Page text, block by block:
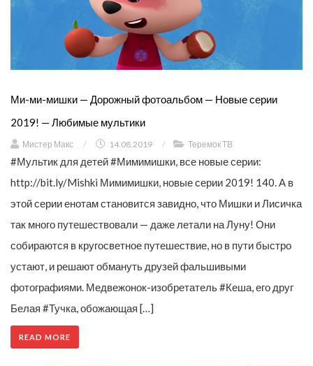
Ми-ми-мишки — Дорожный фотоальбом — Новые серии
2019! — Любимые мультики
Мистер Макс / 14.08.2019 / Теремок ТВ
#Мультик для детей #Мимимишки, все новые серии:
http://bit.ly/Mishki Мимимишки, новые серии 2019! 140. А в
этой серии енотам становится завидно, что Мишки и Лисичка
так много путешествовали — даже летали на Луну! Они
собираются в кругосветное путешествие, но в пути быстро
устают, и решают обмануть друзей фальшивыми
фотографиями. Медвежонок-изобретатель #Кеша, его друг
Белая #Тучка, обожающая […]
READ MORE